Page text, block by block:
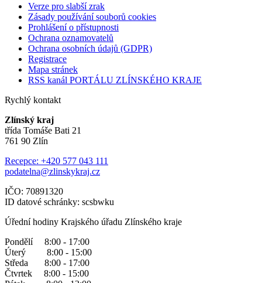
Verze pro slabší zrak
Zásady používání souborů cookies
Prohlášení o přístupnosti
Ochrana oznamovatelů
Ochrana osobních údajů (GDPR)
Registrace
Mapa stránek
RSS kanál PORTÁLU ZLÍNSKÉHO KRAJE
Rychlý kontakt
Zlínský kraj
třída Tomáše Bati 21
761 90 Zlín
Recepce: +420 577 043 111
podatelna@zlinskykraj.cz
IČO: 70891320
ID datové schránky: scsbwku
Úřední hodiny Krajského úřadu Zlínského kraje
Pondělí 8:00 - 17:00
Úterý 8:00 - 15:00
Středa 8:00 - 17:00
Čtvrtek 8:00 - 15:00